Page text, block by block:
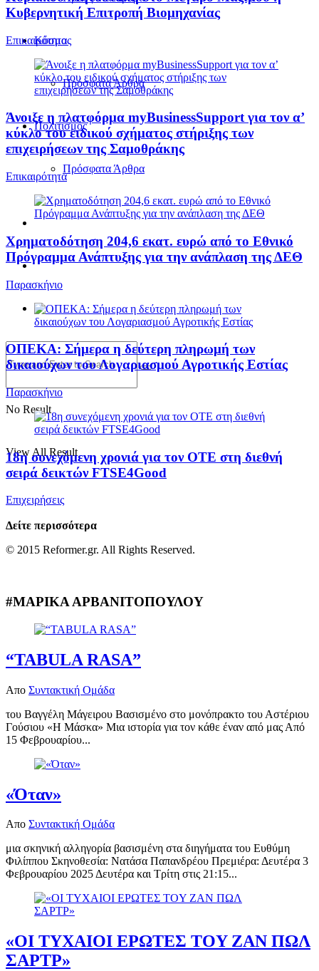
Κόσμος
Πρόσφατα Άρθρα
Πολιτισμός
Πρόσφατα Άρθρα
No Result
View All Result
Κυβερνητική Επιτροπή Βιομηχανίας
Επικαιρότητα
Άνοιξε η πλατφόρμα myBusinessSupport για τον α’
κύκλο του ειδικού σχήματος στήριξης των
επιχειρήσεων της Σαμοθράκης
Επικαιρότητα
Χρηματοδότηση 204,6 εκατ. ευρώ από το Εθνικό
Πρόγραμμα Ανάπτυξης για την ανάπλαση της ΔΕΘ
Παρασκήνιο
ΟΠΕΚΑ: Σήμερα η δεύτερη πληρωμή των
δικαιούχων του Λογαριασμού Αγροτικής Εστίας
Παρασκήνιο
18η συνεχόμενη χρονιά για τον ΟΤΕ στη διεθνή
σειρά δεικτών FTSE4Good
Επιχειρήσεις
Δείτε περισσότερα
© 2015 Reformer.gr. All Rights Reserved.
#ΜΑΡΙΚΑ ΑΡΒΑΝΙΤΟΠΟΥΛΟΥ
“TABULA RASA”
Απο Συντακτική Ομάδα
του Βαγγέλη Μάγειρου Βασισμένο στο μονόπρακτο του Αστέριου
Γούσιου «Η Μάσκα» Μια ιστορία για τον κάθε έναν από μας Από
15 Φεβρουαρίου...
«Όταν»
Απο Συντακτική Ομάδα
μια σκηνική αλληγορία βασισμένη στα διηγήματα του Ευθύμη
Φιλίππου Σκηνοθεσία: Νατάσα Παπανδρέου Πρεμιέρα: Δευτέρα 3
Φεβρουαρίου 2025 Δευτέρα και Τρίτη στις 21:15...
«OI TYXAIOI EPΩTEΣ TOY ZAN ΠΩΛ
ΣAPTP»